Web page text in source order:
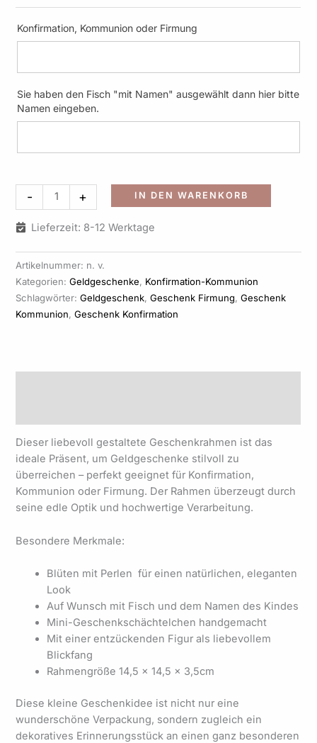
Konfirmation, Kommunion oder Firmung
Sie haben den Fisch "mit Namen" ausgewählt dann hier bitte
Namen eingeben.
- + IN DEN WARENKORB
Lieferzeit: 8-12 Werktage
Artikelnummer: n. v.
Kategorien:Geldgeschenke, Konfirmation-Kommunion
Schlagwörter:Geldgeschenk,Geschenk Firmung,Geschenk
Kommunion,Geschenk Konfirmation
Dieser liebevoll gestaltete Geschenkrahmen ist das
ideale Präsent, um Geldgeschenke stilvoll zu
überreichen – perfekt geeignet für Konfirmation,
Kommunion oder Firmung. Der Rahmen überzeugt durch
seine edle Optik und hochwertige Verarbeitung.
Besondere Merkmale:
Blüten mit Perlen für einen natürlichen, eleganten
Look
Auf Wunsch mit Fisch und dem Namen des Kindes
Mini-Geschenkschächtelchen handgemacht
Mit einer entzückenden Figur als liebevollem
Blickfang
Rahmengröße 14,5 x 14,5 x 3,5cm
Diese kleine Geschenkidee ist nicht nur eine
wunderschöne Verpackung, sondern zugleich ein
dekoratives Erinnerungsstück an einen ganz besonderen